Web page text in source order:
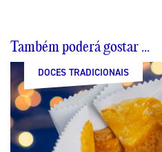
Também poderá gostar ...
DOCES TRADICIONAIS
DOCES TRADICIONAIS
DOCES TRADICIONAIS
DOCES TRADICIONAIS
DOCES TRADICIONAIS
DOCES TRADICIONAIS